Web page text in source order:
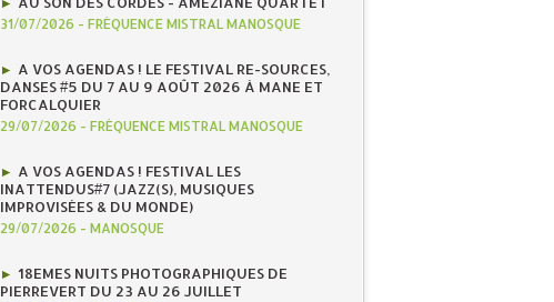
31/07/2026 - FRÉQUENCE MISTRAL MANOSQUE
A VOS AGENDAS ! LE FESTIVAL RE-SOURCES,
DANSES #5 DU 7 AU 9 AOÛT 2026 À MANE ET
FORCALQUIER
29/07/2026 - FRÉQUENCE MISTRAL MANOSQUE
A VOS AGENDAS ! FESTIVAL LES
INATTENDUS#7 (JAZZ(S), MUSIQUES
IMPROVISÉES & DU MONDE)
29/07/2026 - MANOSQUE
18EMES NUITS PHOTOGRAPHIQUES DE
PIERREVERT DU 23 AU 26 JUILLET